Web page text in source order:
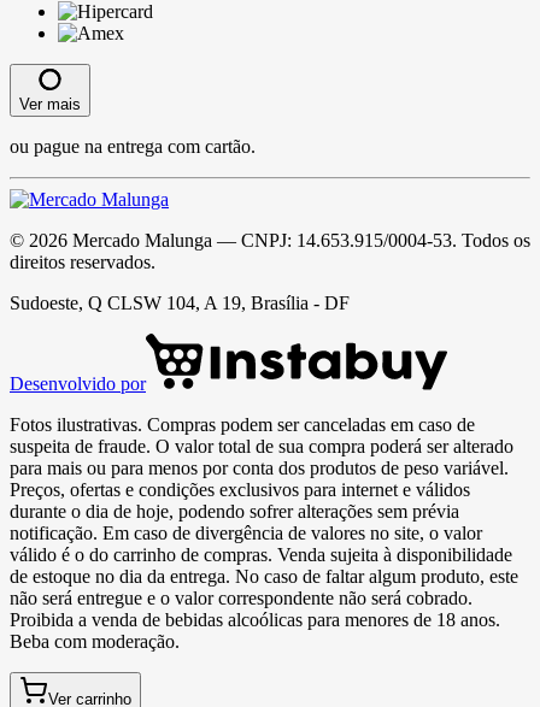
Ver mais
ou pague na entrega com cartão.
© 2026 Mercado Malunga — CNPJ: 14.653.915/0004-53. Todos os
direitos reservados.
Sudoeste, Q CLSW 104, A 19, Brasília - DF
Desenvolvido por
Fotos ilustrativas. Compras podem ser canceladas em caso de
suspeita de fraude. O valor total de sua compra poderá ser alterado
para mais ou para menos por conta dos produtos de peso variável.
Preços, ofertas e condições exclusivos para internet e válidos
durante o dia de hoje, podendo sofrer alterações sem prévia
notificação. Em caso de divergência de valores no site, o valor
válido é o do carrinho de compras. Venda sujeita à disponibilidade
de estoque no dia da entrega. No caso de faltar algum produto, este
não será entregue e o valor correspondente não será cobrado.
Proibida a venda de bebidas alcoólicas para menores de 18 anos.
Beba com moderação.
Ver carrinho